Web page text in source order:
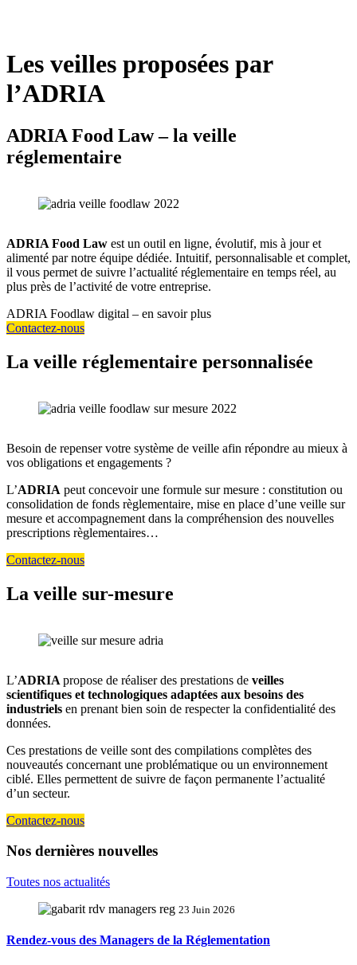
Les veilles proposées par
l’ADRIA
ADRIA Food Law – la veille
réglementaire
ADRIA Food Law est un outil en ligne, évolutif, mis à jour et
alimenté par notre équipe dédiée. Intuitif, personnalisable et complet,
il vous permet de suivre l’actualité réglementaire en temps réel, au
plus près de l’activité de votre entreprise.
ADRIA Foodlaw digital – en savoir plus
Contactez-nous
La veille réglementaire personnalisée
Besoin de repenser votre système de veille afin répondre au mieux à
vos obligations et engagements ?
L’ADRIA peut concevoir une formule sur mesure : constitution ou
consolidation de fonds règlementaire, mise en place d’une veille sur
mesure et accompagnement dans la compréhension des nouvelles
prescriptions règlementaires…
Contactez-nous
La veille sur-mesure
L’ADRIA propose de réaliser des prestations de veilles
scientifiques et technologiques adaptées aux besoins des
industriels en prenant bien soin de respecter la confidentialité des
données.
Ces prestations de veille sont des compilations complètes des
nouveautés concernant une problématique ou un environnement
ciblé. Elles permettent de suivre de façon permanente l’actualité
d’un secteur.
Contactez-nous
Nos dernières nouvelles
Toutes nos actualités
23 Juin 2026
Rendez-vous des Managers de la Réglementation